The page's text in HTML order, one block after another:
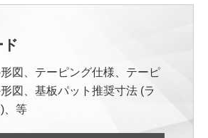
ド
図、テーピング仕様、テーピ
図、基板パット推奨寸法 (ラ
、等